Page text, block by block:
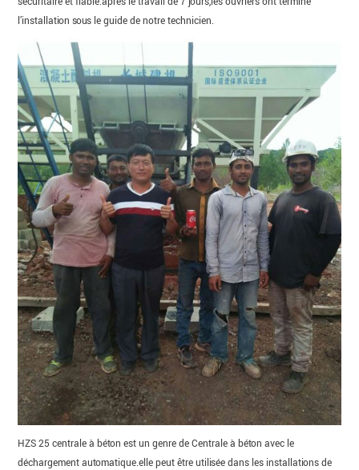
l’installation sous le guide de notre technicien.
HZS 25 centrale à béton est un genre de Centrale à béton avec le
déchargement automatique.elle peut être utilisée dans les installations de